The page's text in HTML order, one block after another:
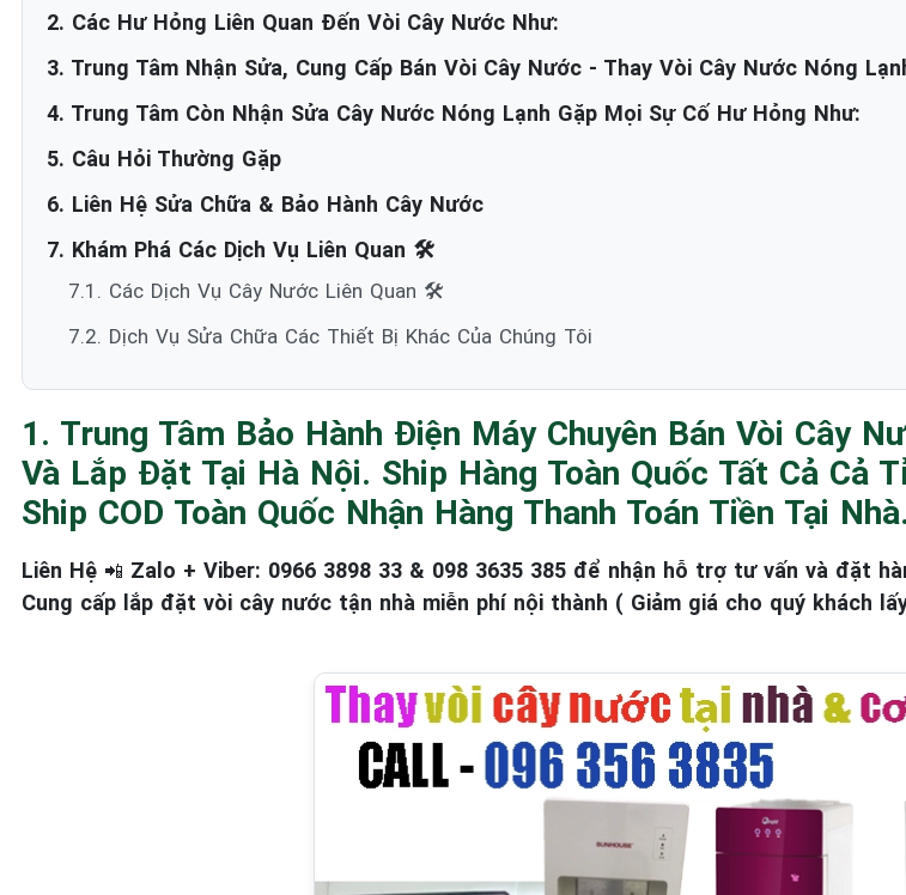
2. Các Hư Hỏng Liên Quan Đến Vòi Cây Nước Như:
3. Trung Tâm Nhận Sửa, Cung Cấp Bán Vòi Cây Nước - Thay Vòi Cây Nước Nóng
4. Trung Tâm Còn Nhận Sửa Cây Nước Nóng Lạnh Gặp Mọi Sự Cố Hư Hỏng Như:
5. Câu Hỏi Thường Gặp
6. Liên Hệ Sửa Chữa & Bảo Hành Cây Nước
7. Khám Phá Các Dịch Vụ Liên Quan 🛠️
7.1. Các Dịch Vụ Cây Nước Liên Quan 🛠️
7.2. Dịch Vụ Sửa Chữa Các Thiết Bị Khác Của Chúng Tôi
1. Trung Tâm Bảo Hành Điện Máy Chuyên Bán Vòi Cây
Và Lắp Đặt Tại Hà Nội. Ship Hàng Toàn Quốc Tất Cả Cả
Ship COD Toàn Quốc Nhận Hàng Thanh Toán Tiền Tại Nhà.
Liên Hệ 📲 Zalo + Viber: 0966 3898 33 & 098 3635 385 để nhận hỗ trợ tư vấn và đặt
Cung cấp lắp đặt vòi cây nước tận nhà miễn phí nội thành ( Giảm giá cho quý khách